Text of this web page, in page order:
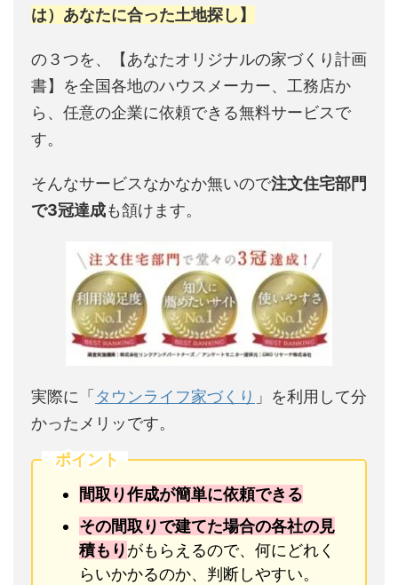
は）あなたに合った土地探し】
の３つを、【あなたオリジナルの家づくり計画
書】を全国各地のハウスメーカー、工務店か
ら、任意の企業に依頼できる無料サービスで
す。
そんなサービスなかなか無いので注文住宅部門
で3冠達成も頷けます。
実際に「 タウンライフ家づくり 」を利用して分
かったメリッです。
ポイント
間取り作成が簡単に依頼できる
その間取りで建てた場合の各社の見
積もりがもらえるので、何にどれく
らいかかるのか、判断しやすい。